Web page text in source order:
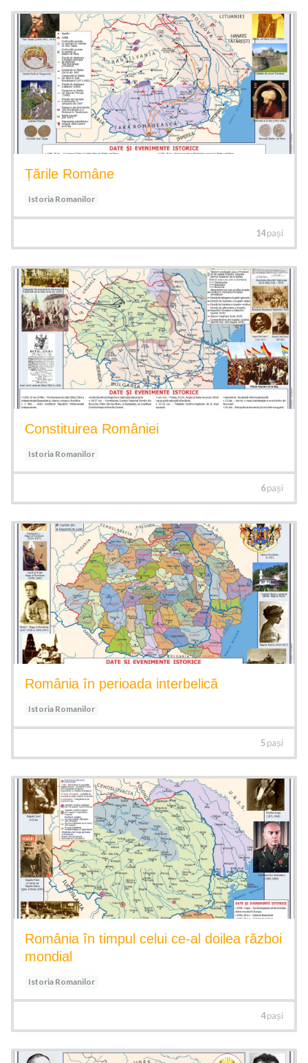
Țările Române
Istoria Romanilor
14pași
Constituirea României
Istoria Romanilor
6pași
România în perioada interbelică
Istoria Romanilor
5pași
România în timpul celui ce-al doilea război
mondial
Istoria Romanilor
4pași